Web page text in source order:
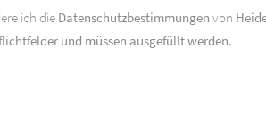
ich die Datenschutzbestimmungen von
und müssen ausgefüllt werden.